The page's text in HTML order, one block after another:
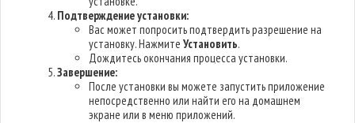
Подтверждение установки:
Вас может попросить подтвердить разрешение на
установку. НажмитеУстановить.
Дождитесь окончания процесса установки.
Завершение:
После установки вы можете запустить приложение
непосредственно или найти его на домашнем
экране или в меню приложений.